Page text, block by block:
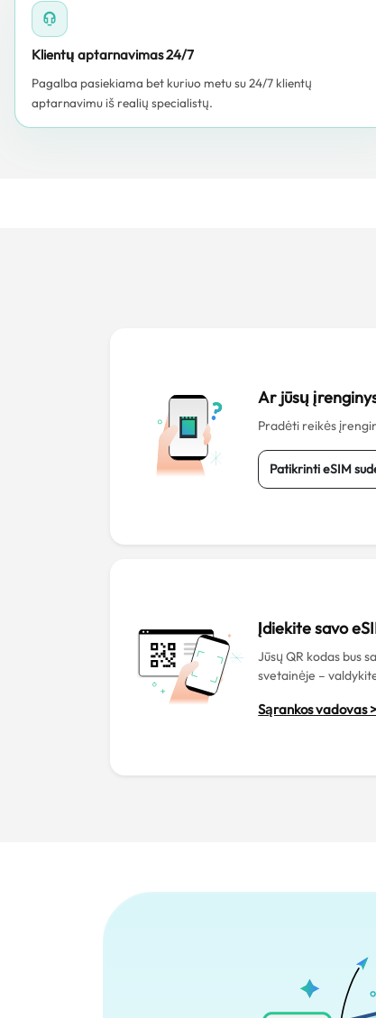
Klientų aptarnavimas 24/7
Pagalba pasiekiama bet kuriuo metu su 24/7 klientų
aptarnavimu iš realių specialistų.
Ar jūsų
Pradėti reikės
Patikrinti eSIM
Įdiekite savo
Jūsų QR kodas bus
svetainėje –
Sąrankos vadovas >